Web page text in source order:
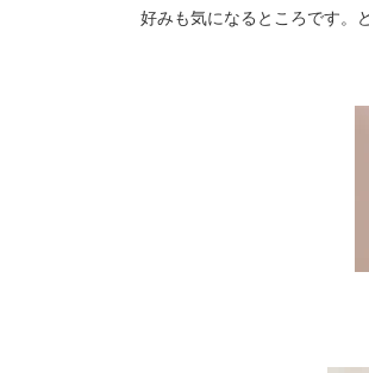
好みも気になるところです。